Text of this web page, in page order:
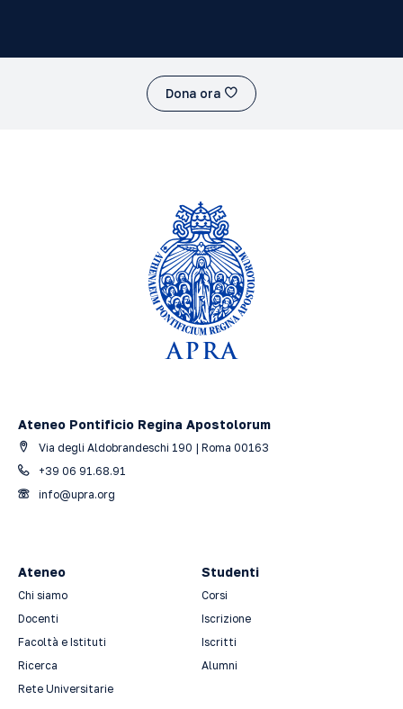
Dona ora
Ateneo Pontificio Regina Apostolorum
Via degli Aldobrandeschi 190 | Roma 00163
+39 06 91.68.91
info@upra.org
Ateneo
Chi siamo
Docenti
Facoltà e Istituti
Ricerca
Rete Universitarie
Studenti
Corsi
Iscrizione
Iscritti
Alumni